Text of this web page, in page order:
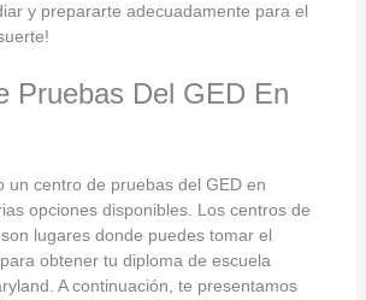
y prepararte adecuadamente para el
Pruebas Del GED En
un centro de pruebas del GED en
opciones disponibles. Los centros de
lugares donde puedes tomar el
obtener tu diploma de escuela
A continuación, te presentamos